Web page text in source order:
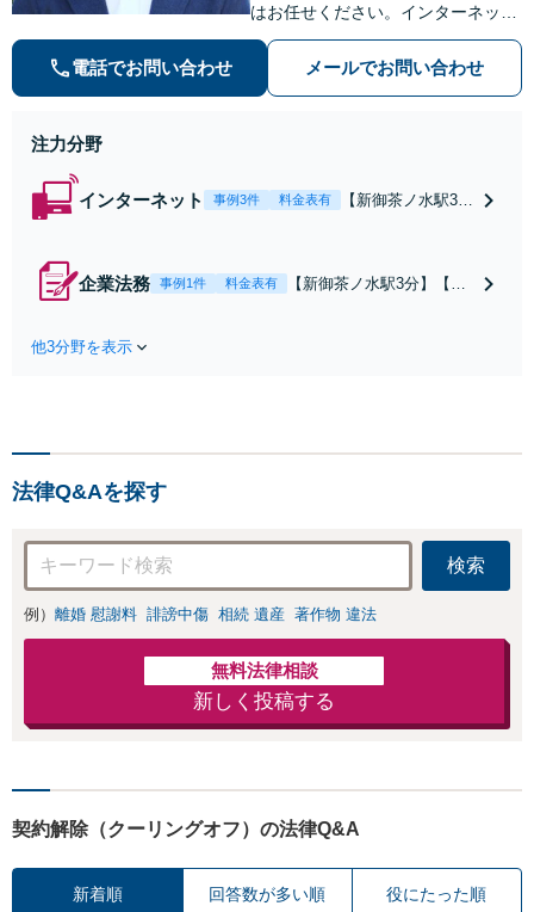
はお任せください。インターネット
社会の複雑な法的課題に対処し、ビ
ジネスの成長をサポート「クリエイ
ター・発信者の権利保護」契約書の
電話でお問い合わせ メールでお問い合わせ
注力分野
インターネット 事例3件 料金表有
【新御茶ノ水駅3
セーフティ協会パ
企業法務 事例1件 料金表有
【新御茶ノ水駅3分】【初
アンス体制の構築など、ビ
他3分野を表示
法律Q&Aを探す
検索
例） 離婚 慰謝料 誹謗中傷 相続 遺産 著作物 違法
無料法律相談
新しく投稿する
契約解除（クーリングオフ）の法律Q&A
新着順 回答数が多い順 役にたった順